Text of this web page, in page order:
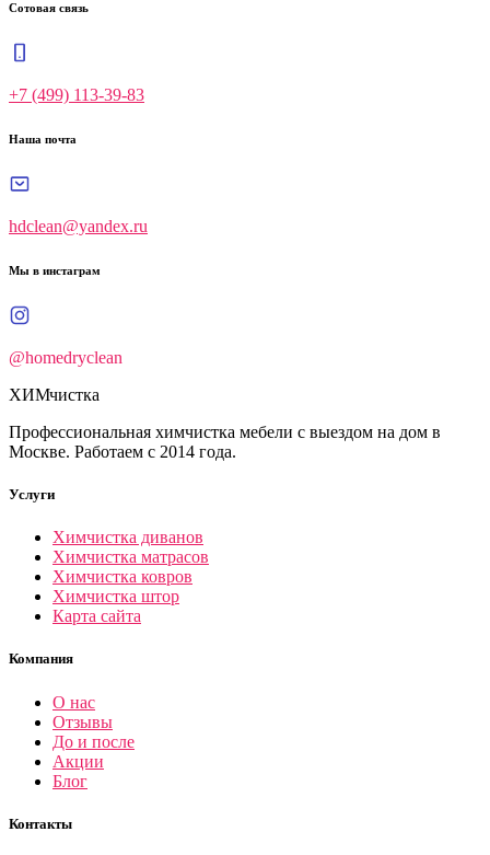
Сотовая связь
+7 (499) 113-39-83
Наша почта
hdclean@yandex.ru
Мы в инстаграм
@homedryclean
ХИМчистка
Профессиональная химчистка мебели с выездом на дом в
Москве. Работаем с 2014 года.
Услуги
Химчистка диванов
Химчистка матрасов
Химчистка ковров
Химчистка штор
Карта сайта
Компания
О нас
Отзывы
До и после
Акции
Блог
Контакты